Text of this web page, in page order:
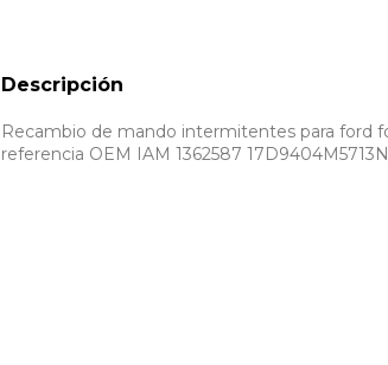
Descripción
Recambio de mando intermitentes para ford
referencia OEM IAM 1362587